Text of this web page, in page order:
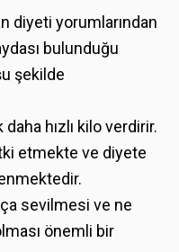
diyeti yorumlarından
bulunduğu
şekilde
hızlı kilo verdirir.
etmekte ve diyete
sevilmesi ve ne
önemli bir